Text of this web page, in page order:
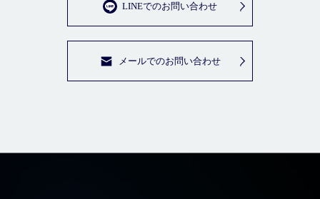
LINEでのお問い合わせ
メールでのお問い合わせ